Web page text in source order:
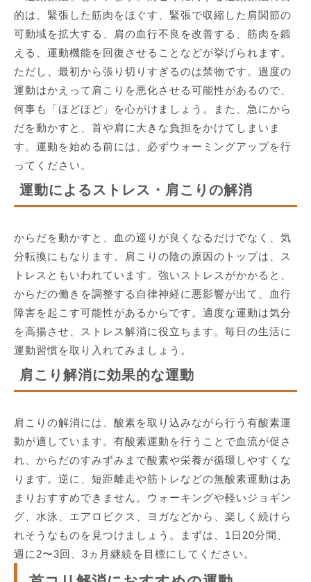
的は、緊張した筋肉をほぐす、緊張で収縮した肩関節の
可動域を拡大する、肩の血行不良を改善する、筋肉を鍛
える、運動機能を回復させることなどが挙げられます。
ただし、最初から張り切りすぎるのは禁物です。過度の
運動はかえって肩こりを悪化させる可能性があるので、
何事も「ほどほど」を心がけましょう。また、急にから
だを動かすと、首や肩に大きな負担をかけてしまいま
す。運動を始める前には、必ずウォーミングアップを行
ってください。
運動によるストレス・肩こりの解消
からだを動かすと、血の巡りが良くなるだけでなく、気
分転換にもなります。肩こりの陰の原因のトップは、ス
トレスともいわれています。強いストレスがかかると、
からだの働きを調整する自律神経に悪影響が出て、血行
障害を起こす可能性があるからです。適度な運動は気分
を高揚させ、ストレス解消に役立ちます。毎日の生活に
運動習慣を取り入れてみましょう。
肩こり解消に効果的な運動
肩こりの解消には、酸素を取り込みながら行う有酸素運
動が適しています。有酸素運動を行うことで血流が促さ
れ、からだのすみずみまで酸素や栄養が循環しやすくな
ります。逆に、短距離走や筋トレなどの無酸素運動はあ
まりおすすめできません。ウォーキングや軽いジョギン
グ、水泳、エアロビクス、ヨガなどから、楽しく続けら
れそうなものを見つけましょう。まずは、1日20分間、
週に2〜3回、3ヵ月継続を目標にしてください。